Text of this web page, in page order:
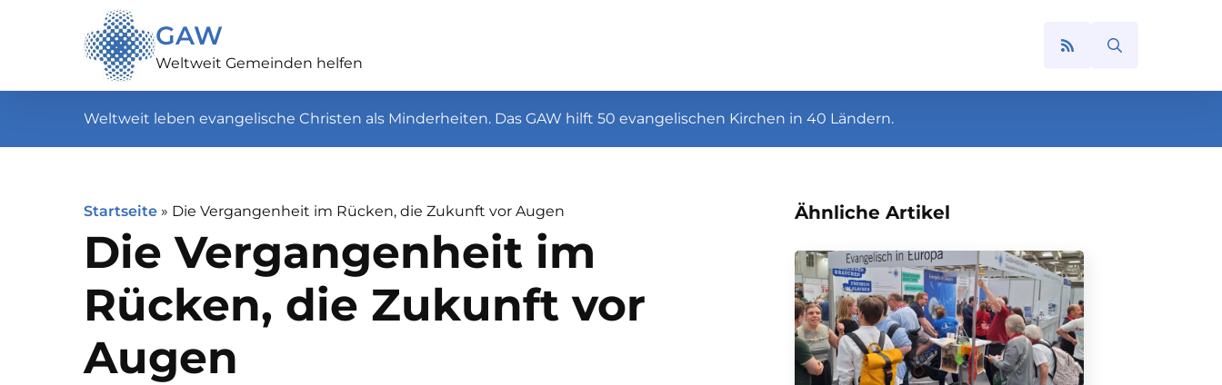
GAW
Weltweit Gemeinden helfen
Weltweit leben evangelische Christen als Minderheiten. Das GAW hilft 50 evangelischen Kirchen in 40 Ländern.
Startseite » Die Vergangenheit im Rücken, die Zukunft vor Augen
Die Vergangenheit im
Rücken, die Zukunft vor
Augen
Ähnliche Artikel